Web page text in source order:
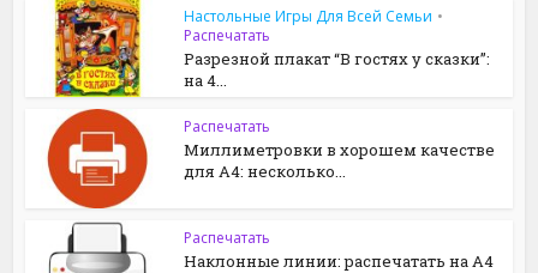
Настольные Игры Для Всей Семьи •
Распечатать
Разрезной плакат “В гостях у сказки”:
на 4...
Распечатать
Миллиметровки в хорошем качестве
для A4: несколько...
Распечатать
Наклонные линии: распечатать на A4